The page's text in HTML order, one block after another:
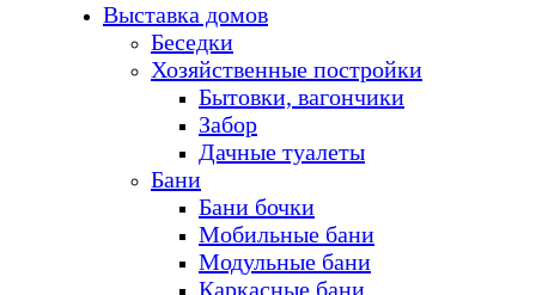
Выставка домов
Беседки
Хозяйственные постройки
Бытовки, вагончики
Забор
Дачные туалеты
Бани
Бани бочки
Мобильные бани
Модульные бани
Каркасные бани